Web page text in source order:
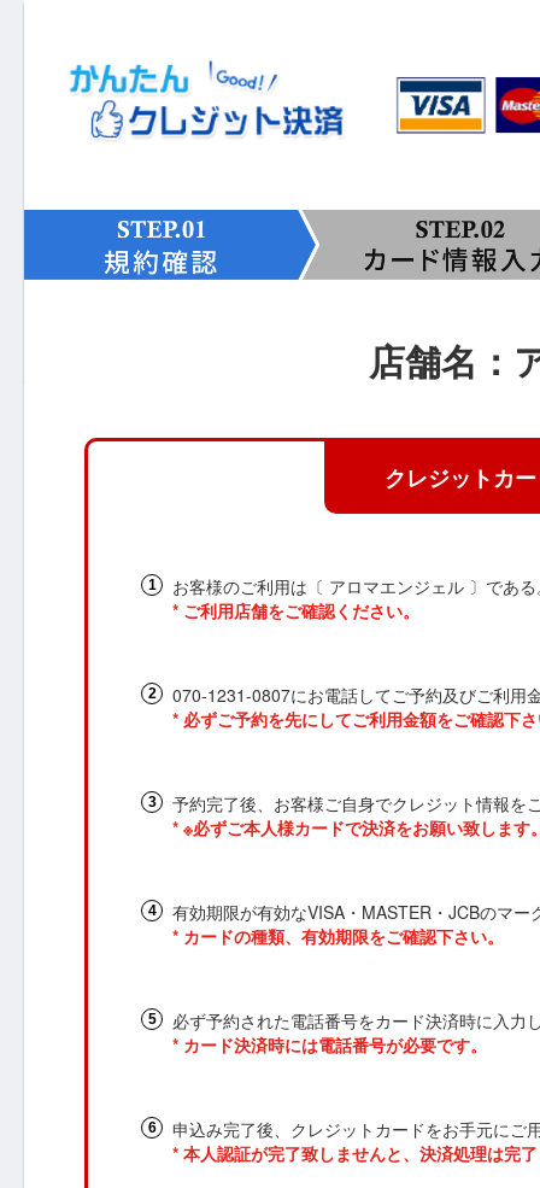
店舗名：
クレジットカ
お客様のご利用は〔 アロマエンジェル 〕であ
* ご利用店舗をご確認ください。
070-1231-0807にお電話してご予約及びご利用
* 必ずご予約を先にしてご利用金額をご確認下
予約完了後、お客様ご自身でクレジット情報を
* ※必ずご本人様カードで決済をお願い致しま
有効期限が有効なVISA・MASTER・JCBのマ
* カードの種類、有効期限をご確認下さい。
必ず予約された電話番号をカード決済時に入力
* カード決済時には電話番号が必要です。
申込み完了後、クレジットカードをお手元にご
* 本人認証が完了致しませんと、決済処理は完